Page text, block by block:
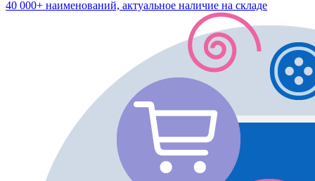
40 000+ наименований, актуальное наличие на складе